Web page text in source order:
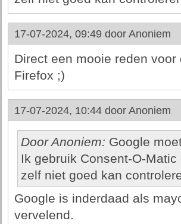
17-07-2024, 09:49 door Anoniem
Direct een mooie reden
Firefox ;)
17-07-2024, 10:44 door Anoniem
Door Anoniem: Google
Ik gebruik Consent-O-
zelf niet goed kan
Google is inderdaad als
vervelend.